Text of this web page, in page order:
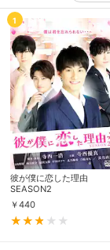
1
彼が僕に恋した理由
SEASON2
￥440